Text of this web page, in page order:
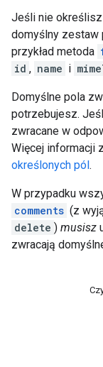
Jeśli nie
domyślny zestaw
przykład metoda
id , name i
Domyślne pola
potrzebujesz.
zwracane w
Więcej informacji
określonych pól.
W przypadku
comments (z
delete ) musisz
zwracają